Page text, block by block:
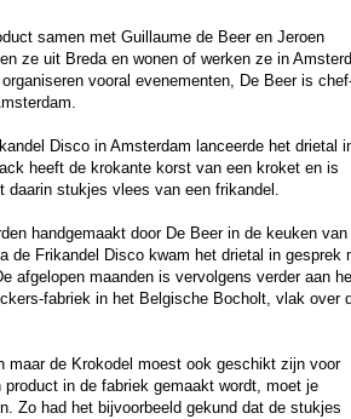
samen met Guillaume de Beer en Jeroen
ze uit Breda en wonen of werken ze in
vooral evenementen, De Beer is
Disco in Amsterdam lanceerde het drietal
heeft de krokante korst van een kroket en is
daarin stukjes vlees van een frikandel.
handgemaakt door De Beer in de keuken
de Frikandel Disco kwam het drietal in gesprek
afgelopen maanden is vervolgens verder aan
fabriek in het Belgische Bocholt, vlak over
maar de Krokodel moest ook geschikt zijn voor
in de fabriek gemaakt wordt, moet je
Zo had het bijvoorbeeld gekund dat de stukjes